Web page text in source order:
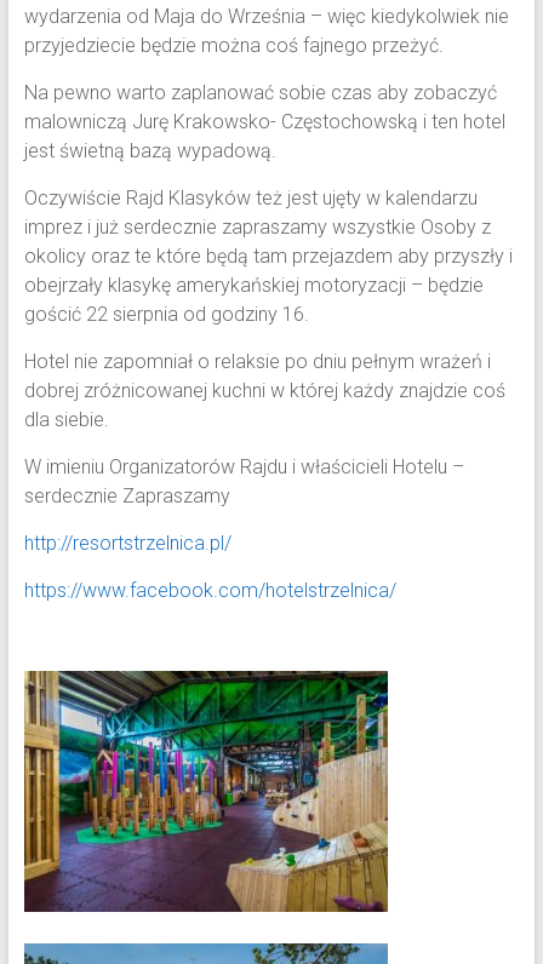
wydarzenia od Maja do Września – więc kiedykolwiek nie
przyjedziecie będzie można coś fajnego przeżyć.
Na pewno warto zaplanować sobie czas aby zobaczyć
malowniczą Jurę Krakowsko- Częstochowską i ten hotel
jest świetną bazą wypadową.
Oczywiście Rajd Klasyków też jest ujęty w kalendarzu
imprez i już serdecznie zapraszamy wszystkie Osoby z
okolicy oraz te które będą tam przejazdem aby przyszły i
obejrzały klasykę amerykańskiej motoryzacji – będzie
gościć 22 sierpnia od godziny 16.
Hotel nie zapomniał o relaksie po dniu pełnym wrażeń i
dobrej zróżnicowanej kuchni w której każdy znajdzie coś
dla siebie.
W imieniu Organizatorów Rajdu i właścicieli Hotelu –
serdecznie Zapraszamy
http://resortstrzelnica.pl/
https://www.facebook.com/hotelstrzelnica/